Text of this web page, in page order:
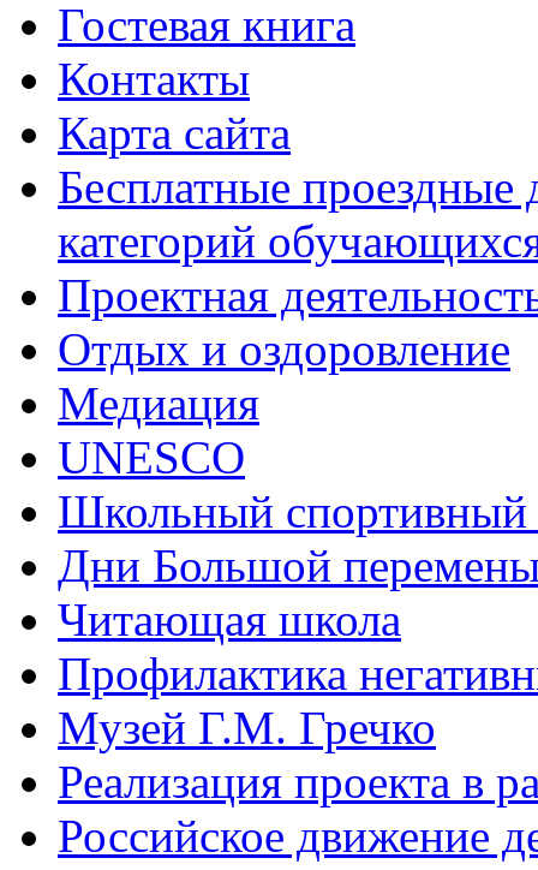
Гостевая книга
Контакты
Карта сайта
Бесплатные
категорий
Проектная
Отдых и оздоровление
Медиация
UNESCO
Школьный спортивный
Дни Большой
Читающая школа
Профилактика
Музей Г.М. Гречко
Реализация проекта в
Российское движение